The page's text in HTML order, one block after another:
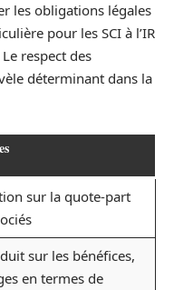
les obligations légales
pour les SCI à l’IR
respect des
déterminant dans la
sur la quote-part
sur les bénéfices,
en termes de